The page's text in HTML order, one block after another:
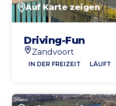
Auf Karte zeigen
Driving-Fun
Standort
Zandvoort
IN DER FREIZEIT LÄUFT